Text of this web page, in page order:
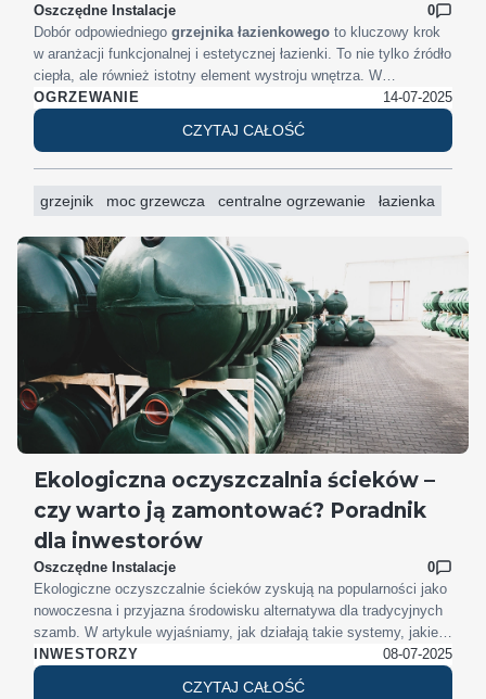
OGRZEWANIE 14-07-2025
Dobór odpowiedniego grzejnika łazienkowego to kluczowy krok
w aranżacji funkcjonalnej i estetycznej łazienki. To nie tylko źródło
ciepła, ale również istotny element wystroju wnętrza. W
dzisiejszym wpisie podpowiadamy, jak wybrać grzejnik idealnie
dopasowany do Twoich potrzeb – zarówno pod względem
technicznym, jak i wizualnym.
CZYTAJ CAŁOŚĆ
Oszczędne Instalacje 0
grzejnik moc grzewcza centralne ogrzewanie łazienka
INWESTORZY 08-07-2025
Ekologiczna oczyszczalnia ścieków –
czy warto ją zamontować? Poradnik
dla inwestorów
Ekologiczne oczyszczalnie ścieków zyskują na popularności jako
nowoczesna i przyjazna środowisku alternatywa dla tradycyjnych
szamb. W artykule wyjaśniamy, jak działają takie systemy, jakie
są ich zalety, jak dobrać odpowiedni rozmiar zbiornika oraz na co
zwrócić uwagę przy montażu. Dowiesz się także, ile kosztuje taka
CZYTAJ CAŁOŚĆ
Oszczędne Instalacje 0